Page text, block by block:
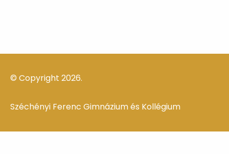
© Copyright 2026.
Széchényi Ferenc Gimnázium és Kollégium